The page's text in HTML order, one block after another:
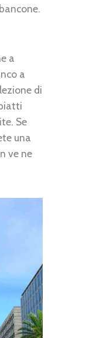
a
a
di
Se
una
ve ne